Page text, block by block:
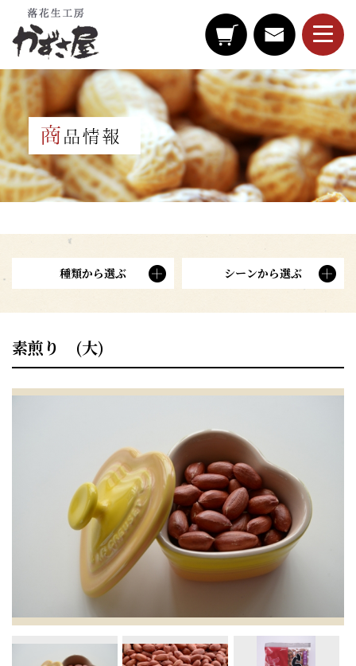
種類から選ぶ シーンから選ぶ
素煎り (大)